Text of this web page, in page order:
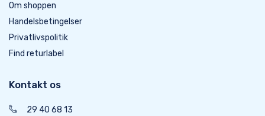
Om shoppen
Handelsbetingelser
Privatlivspolitik
Find returlabel
Kontakt os
29 40 68 13